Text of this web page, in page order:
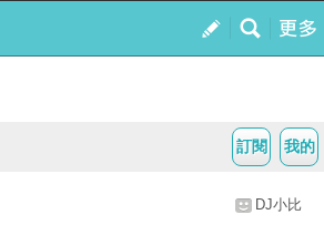
我的
訂閱
DJ小比